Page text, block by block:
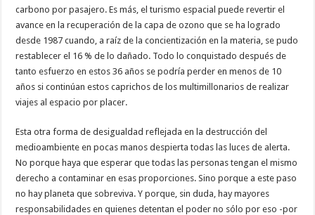
carbono por pasajero. Es más, el turismo espacial puede revertir el
avance en la recuperación de la capa de ozono que se ha logrado
desde 1987 cuando, a raíz de la concientización en la materia, se pudo
restablecer el 16 % de lo dañado. Todo lo conquistado después de
tanto esfuerzo en estos 36 años se podría perder en menos de 10
años si continúan estos caprichos de los multimillonarios de realizar
viajes al espacio por placer.
Esta otra forma de desigualdad reflejada en la destrucción del
medioambiente en pocas manos despierta todas las luces de alerta.
No porque haya que esperar que todas las personas tengan el mismo
derecho a contaminar en esas proporciones. Sino porque a este paso
no hay planeta que sobreviva. Y porque, sin duda, hay mayores
responsabilidades en quienes detentan el poder no sólo por eso -por